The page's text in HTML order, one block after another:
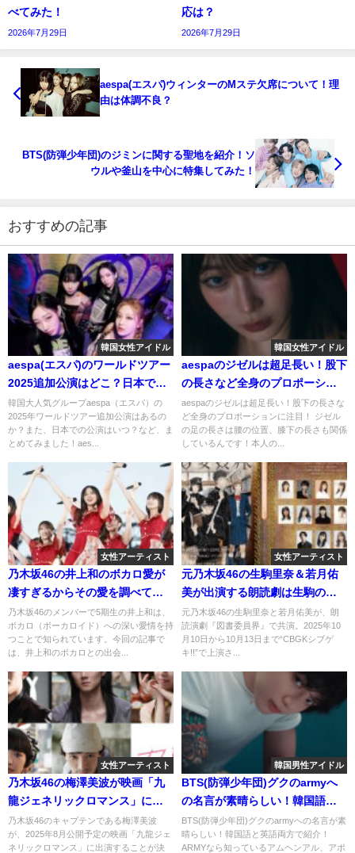
べてみた！
2026年7月29日
応は？
2026年7月29日
aespa(エスパ)ウィンターのMステ欠席について！理
由は体調不良？
BTS(防弾少年団)のジミンに関する聖地を紹介！ソ
ウルや釜山を中心に特集してみた！
おすすめの記事
韓国女性アイドル
aespa(エスパ)のワールドツアー
2025追加公演はどこ？日本での
開催予定は？
韓国大人気グループaespa（エスパ）の
2025年ワールドツアー追加公演はあるの
か？また、日本での公演はいつ？など、ま
とめてみました！aes...
韓国女性アイドル
aespaのジゼルは超足長い！股下
の長さなど全身のプロポーショ
ンに注目！
aespaのジゼルは超足長い！股下の長さな
ど全身のプロポーションに注目！ ジゼル
の足の長さは腰の位置、膝下の長さも関係
しているんです！本人の...
女性アーティスト
乃木坂46の井上和のボカロ愛が
凄すぎるからその愛を調べてみ
た。
乃木坂46のメンバーで5期生の井上和は、
ボカロ（ボーカロイド）への深い愛情を持
つことで知られています。今回の記事で
は、井上和のボカロとの出会...
女性アーティスト
元乃木坂46の生駒里奈＆若月佑
美が出演する朗読劇は生駒のい
じめ体験が元の原作！内容は？
元乃木坂46の生駒里奈と若月佑美が、朗
読演劇『図書委員界』で共演。2025年10
月10日から10月13日まで“CBGKシブゲ
キ!!”で上演さ...
女性アーティスト
乃木坂46の梅澤美波が映画「九
龍ジェネリックロマンス」に出
演！ファンの反応は？
乃木坂46のキャプテンである梅澤美波
が、2025年8月公開予定の映画「九龍ジェ
ネリックロマンス」に出演することが決
韓国男性アイドル
BTS(防弾少年団)グクのarmyへ
の名言が素晴らしい！韓国語と
英語両方で紹介！
BTS(防弾少年団)グクのarmyへの名言が素
晴らしい！韓国語と英語両方で紹介！
ARMYなら知っているアムヘンアル、アポ